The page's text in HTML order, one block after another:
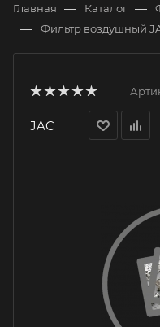
Главная — Каталог —
— Фильтр воздушный
JAC